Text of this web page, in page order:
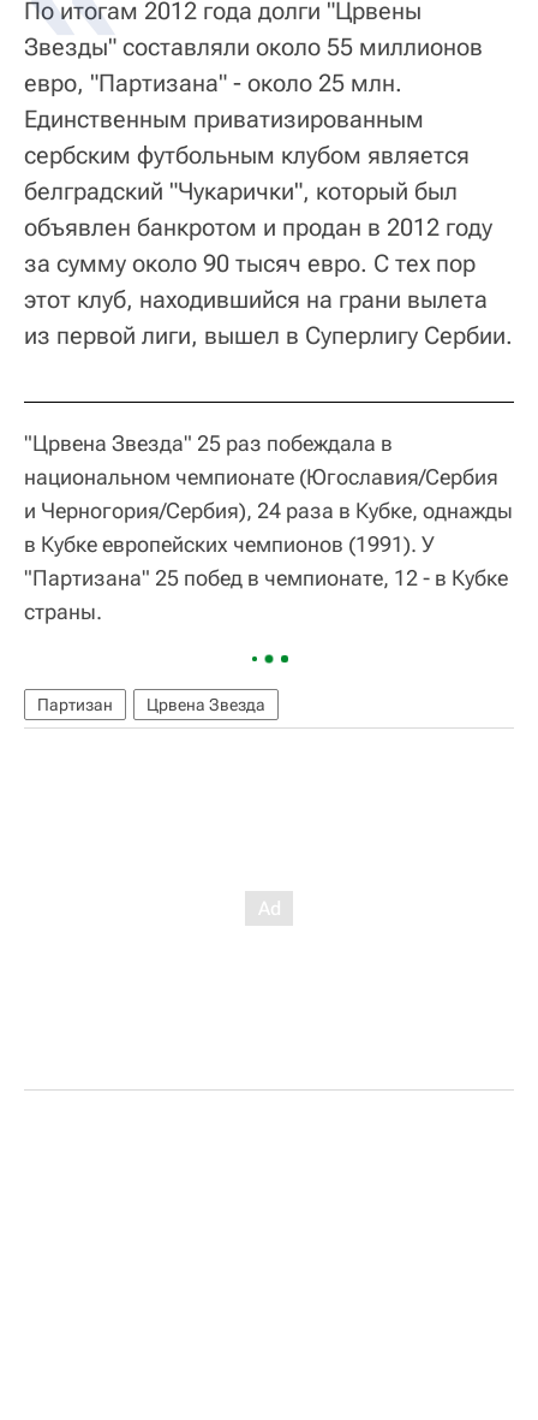
По итогам 2012 года долги "Црвены
Звезды" составляли около 55 миллионов
евро, "Партизана" - около 25 млн.
Единственным приватизированным
сербским футбольным клубом является
белградский "Чукарички", который был
объявлен банкротом и продан в 2012 году
за сумму около 90 тысяч евро. С тех пор
этот клуб, находившийся на грани вылета
из первой лиги, вышел в Суперлигу Сербии.
"Црвена Звезда" 25 раз побеждала в
национальном чемпионате (Югославия/Сербия
и Черногория/Сербия), 24 раза в Кубке, однажды
в Кубке европейских чемпионов (1991). У
"Партизана" 25 побед в чемпионате, 12 - в Кубке
страны.
Партизан Црвена Звезда